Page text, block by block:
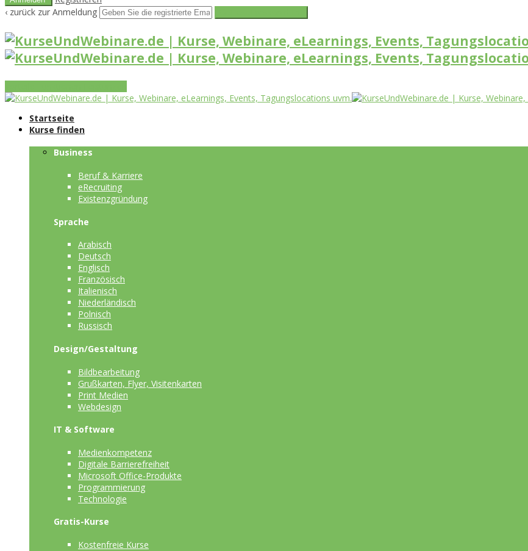
‹ zurück zur Anmeldung
Startseite
Kurse finden
Business
Beruf & Karriere
eRecruiting
Existenzgründung
Sprache
Arabisch
Deutsch
Englisch
Französisch
Italienisch
Niederländisch
Polnisch
Russisch
Design/Gestaltung
Bildbearbeitung
Grußkarten, Flyer, Visitenkarten
Print Medien
Webdesign
IT & Software
Medienkompetenz
Digitale Barrierefreiheit
Microsoft Office-Produkte
Programmierung
Technologie
Gratis-Kurse
Kostenfreie Kurse